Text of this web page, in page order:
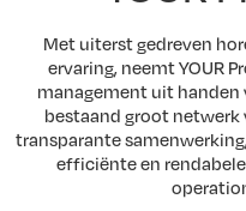
Met uiterst gedreven
ervaring, neemt YOUR
management uit handen
bestaand groot netwerk
transparante
efficiënte en